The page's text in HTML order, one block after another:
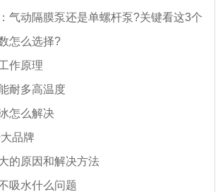
气动隔膜泵还是单螺杆泵?关键看这3个
怎么选择?
作原理
耐多高温度
怎么解决
品牌
的原因和解决方法
吸水什么问题